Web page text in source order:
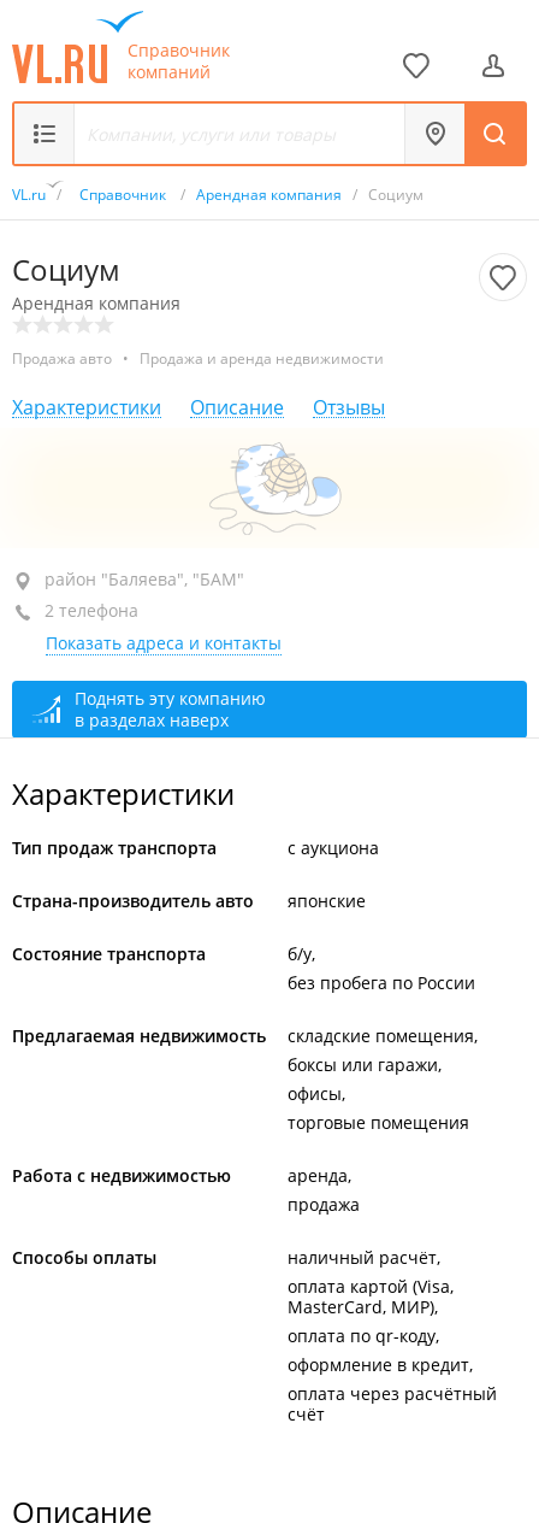
Справочник
компаний
VL.ru / Справочник / Арендная компания / Социум
Социум
Арендная компания
Продажа авто • Продажа и аренда недвижимости
Характеристики Описание Отзывы
район "Баляева", ул. Адмирала Юмашева, 12Б
закрыто, откроется в 09:00
район "Баляева", "БАМ"
2 телефона
Показать адреса и контакты
Поднять эту компанию
в разделах наверх
Характеристики
Тип продаж транспорта с аукциона
Страна-производитель авто японские
Состояние транспорта
б/у
без пробега по России
Предлагаемая недвижимость
складские помещения
боксы или гаражи
офисы
торговые помещения
Работа с недвижимостью
аренда
продажа
Способы оплаты
наличный расчёт
оплата картой (Visa,
MasterCard, МИР)
оплата по qr-коду
оформление в кредит
оплата через расчётный
счёт
Описание